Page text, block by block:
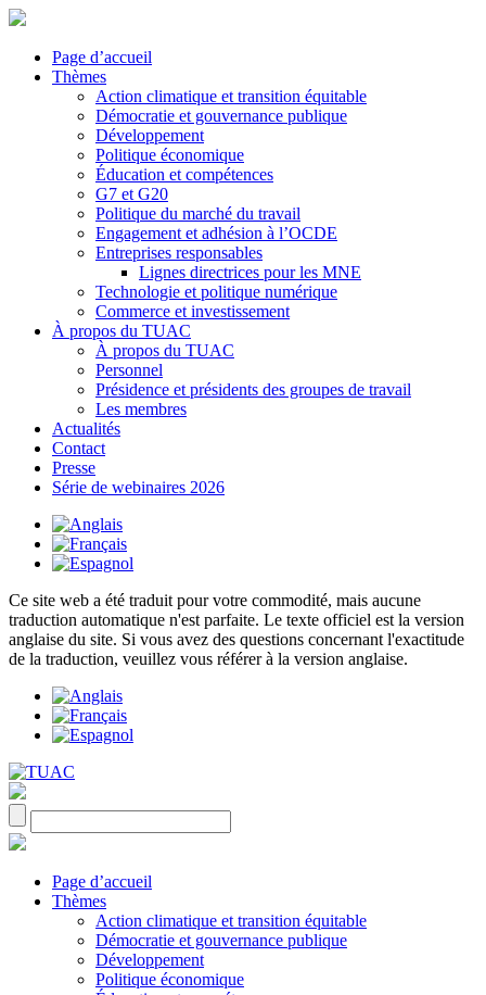
Page d’accueil
Thèmes
Action climatique et transition équitable
Démocratie et gouvernance publique
Développement
Politique économique
Éducation et compétences
G7 et G20
Politique du marché du travail
Engagement et adhésion à l’OCDE
Entreprises responsables
Lignes directrices pour les MNE
Technologie et politique numérique
Commerce et investissement
À propos du TUAC
À propos du TUAC
Personnel
Présidence et présidents des groupes de travail
Les membres
Actualités
Contact
Presse
Série de webinaires 2026
Ce site web a été traduit pour votre commodité, mais aucune
traduction automatique n'est parfaite. Le texte officiel est la version
anglaise du site. Si vous avez des questions concernant l'exactitude
de la traduction, veuillez vous référer à la version anglaise.
Page d’accueil
Thèmes
Action climatique et transition équitable
Démocratie et gouvernance publique
Développement
Politique économique